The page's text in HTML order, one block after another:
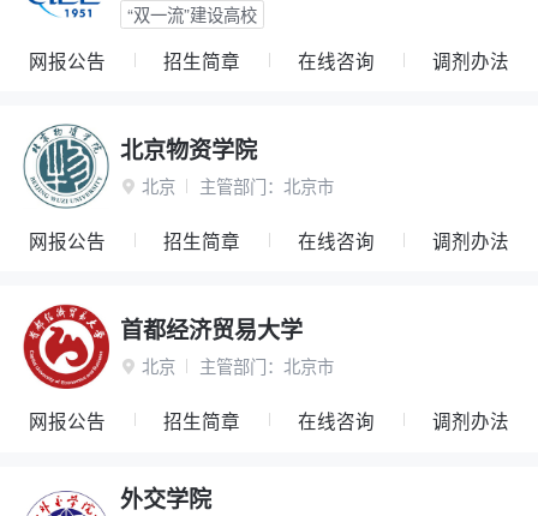
“双一流”建设高校
网报公告 招生简章 在线咨询 调剂办法
北京物资学院
 北京 主管部门： 北京市
网报公告 招生简章 在线咨询 调剂办法
首都经济贸易大学
 北京 主管部门： 北京市
网报公告 招生简章 在线咨询 调剂办法
外交学院